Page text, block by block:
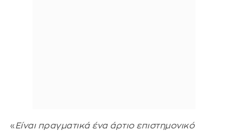
«Είναι πραγματικά ένα άρτιο επιστημονικό